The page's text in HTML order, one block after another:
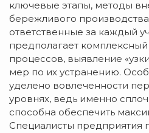
ключевые этапы, методы
бережливого
ответственные за каждый
предполагает
процессов, выявление
мер по их устранению.
уделено вовлеченности
уровнях, ведь именно
способна обеспечить
Специалисты предприятия